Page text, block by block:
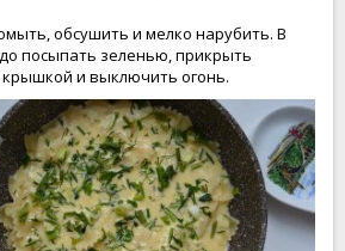
обсушить и мелко нарубить. В
посыпать зеленью, прикрыть
крышкой и выключить огонь.